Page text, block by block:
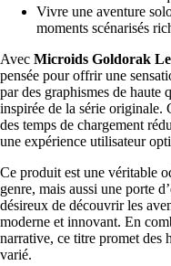
Vivre une aventure
moments scénarisés
Avec Microids Goldorak
pensée pour offrir une
par des graphismes de haute
inspirée de la série originale.
des temps de chargement
une expérience utilisateur
Ce produit est une véritable
genre, mais aussi une porte
désireux de découvrir les
moderne et innovant. En
narrative, ce titre promet des
varié.